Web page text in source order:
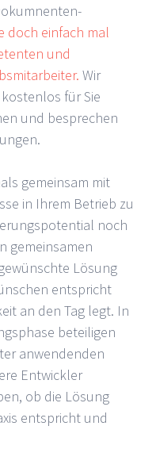
doch einfach mal
und
Wir
für Sie
und besprechen
gemeinsam mit
in Ihrem Betrieb zu
noch
gemeinsamen
Lösung
entspricht
an den Tag legt. In
beteiligen
anwendenden
Entwickler
ob die Lösung
entspricht und